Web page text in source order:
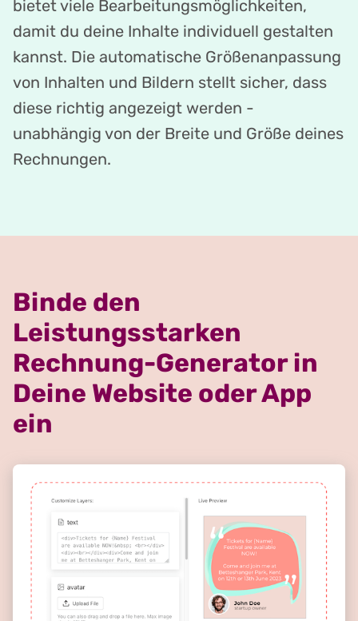
bietet viele Bearbeitungsmöglichkeiten,
damit du deine Inhalte individuell gestalten
kannst. Die automatische Größenanpassung
von Inhalten und Bildern stellt sicher, dass
diese richtig angezeigt werden -
unabhängig von der Breite und Größe deines
Rechnungen.
Binde den
Leistungsstarken
Rechnung-Generator in
Deine Website oder App
ein